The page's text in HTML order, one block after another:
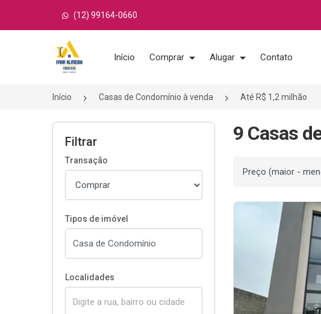
(12) 99164-0660
Página inicial
Início Comprar Alugar Contato
Início Casas de Condomínio à venda Até R$ 1,2 milhão
Filtrar
Transação
Tipos de imóvel
Localidades
9 Casas
Ordenar por